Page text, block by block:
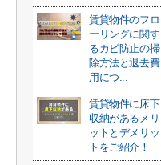
賃貸物件のフロ
ーリングに関す
るカビ防止の掃
除方法と退去費
用につ...
賃貸物件に床下
収納があるメリ
ットとデメリッ
トをご紹介！